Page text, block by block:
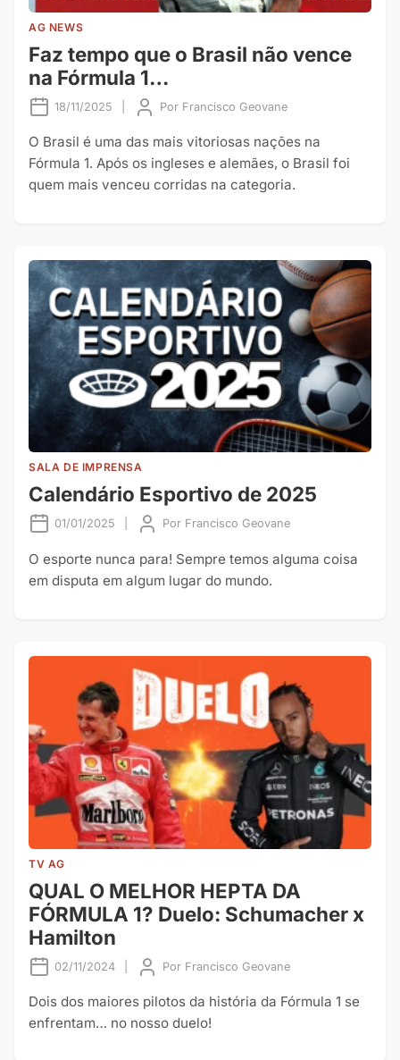
AG NEWS
Faz tempo que o Brasil não vence
na Fórmula 1…
18/11/2025 Por Francisco Geovane
O Brasil é uma das mais vitoriosas nações na
Fórmula 1. Após os ingleses e alemães, o Brasil foi
quem mais venceu corridas na categoria.
SALA DE IMPRENSA
Calendário Esportivo de 2025
01/01/2025 Por Francisco Geovane
O esporte nunca para! Sempre temos alguma coisa
em disputa em algum lugar do mundo.
TV AG
QUAL O MELHOR HEPTA DA
FÓRMULA 1? Duelo: Schumacher x
Hamilton
02/11/2024 Por Francisco Geovane
Dois dos maiores pilotos da história da Fórmula 1 se
enfrentam… no nosso duelo!